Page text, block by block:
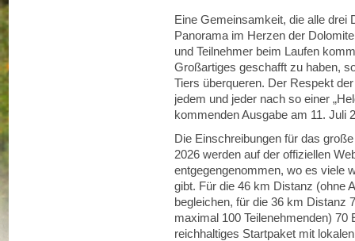
Eine Gemeinsamkeit, die alle drei
Panorama im Herzen der
und Teilnehmer beim Laufen
Großartiges geschafft zu haben,
Tiers überqueren. Der Respekt
jedem und jeder nach so einer
kommenden Ausgabe am 11. Juli
Die Einschreibungen für das
2026 werden auf der offiziellen
entgegengenommen, wo es viele
gibt. Für die 46 km Distanz (ohne
begleichen, für die 36 km Distanz
maximal 100 Teilenehmenden) 70
reichhaltiges Startpaket mit